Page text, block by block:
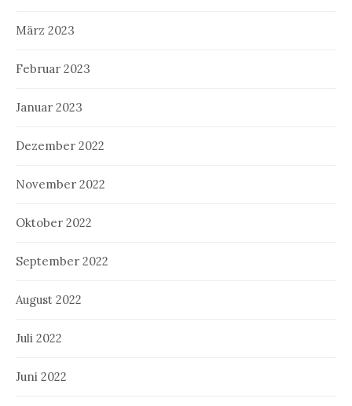
März 2023
Februar 2023
Januar 2023
Dezember 2022
November 2022
Oktober 2022
September 2022
August 2022
Juli 2022
Juni 2022